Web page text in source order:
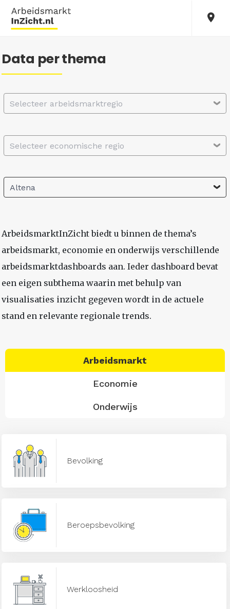
Data per thema
Selecteer arbeidsmarktregio
Selecteer economische regio
Altena
ArbeidsmarktInZicht biedt u binnen de thema’s
arbeidsmarkt, economie en onderwijs verschillende
arbeidsmarktdashboards aan. Ieder dashboard bevat
een eigen subthema waarin met behulp van
visualisaties inzicht gegeven wordt in de actuele
stand en relevante regionale trends.
Arbeidsmarkt
Economie
Onderwijs
Bevolking
Beroepsbevolking
Werkloosheid